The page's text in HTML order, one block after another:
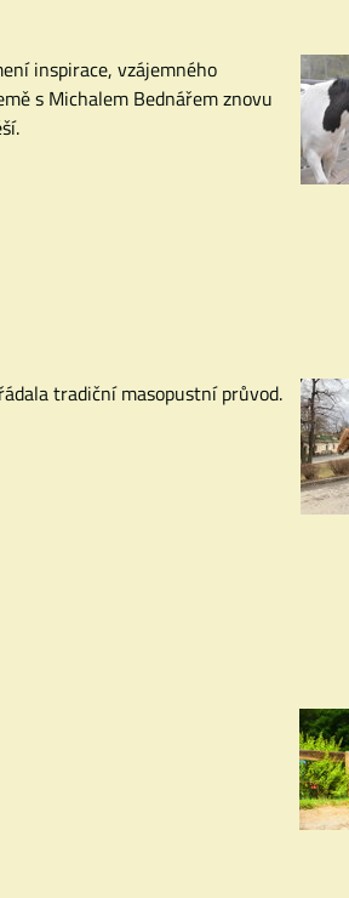
inspirace, vzájemného
s Michalem Bednářem znovu
tradiční masopustní průvod.